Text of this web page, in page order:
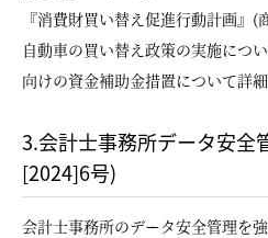
『消費財買い替え促進行動計画』
自動車の買い替え政策の実施につ
向けの資金補助金措置について詳
3.会計士事務所データ安全
[2024]6号)
会計士事務所のデータ安全管理を